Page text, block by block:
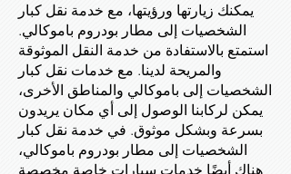
يمكنك زيارتها ورؤيتها، مع خدمة نقل كبار
الشخصيات إلى مطار بودروم باموكالي.
استمتع بالاستفادة من خدمة النقل الموثوقة
والمريحة لدينا. مع خدمات نقل كبار
الشخصيات إلى باموكالي والمناطق الأخرى،
يمكن لركابنا الوصول إلى أي مكان يريدون
بسرعة وبشكل موثوق. في خدمة نقل كبار
الشخصيات إلى مطار بودروم باموكالي،
هناك أيضًا خدمات سيارات خاصة مخصصة